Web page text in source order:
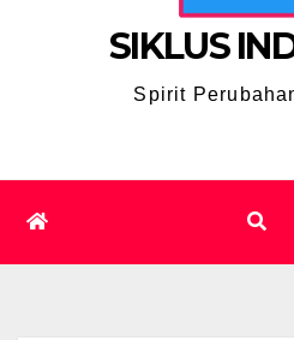
SIKLUS
Spirit